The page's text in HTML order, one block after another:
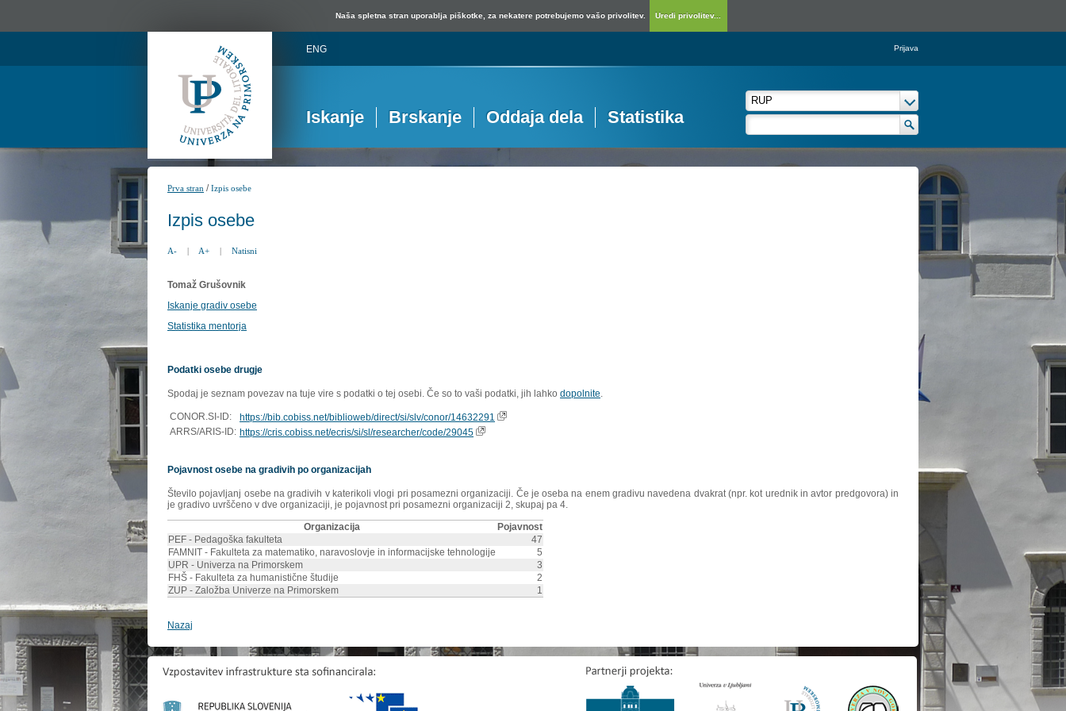
Naša spletna stran uporablja piškotke, za nekatere potrebujemo vašo privolitev. Uredi privolitev...
ENG Prijava
Iskanje Brskanje Oddaja dela Statistika
Prva stran /Izpis osebe
Izpis osebe
A- | A+ | Natisni
Tomaž Grušovnik
Iskanje gradiv osebe
Statistika mentorja
Podatki osebe drugje
Spodaj je seznam povezav na tuje vire s podatki o tej osebi. Če so to vaši podatki, jih lahko dopolnite.
CONOR.SI-ID:
https://bib.cobiss.net/biblioweb/direct/si/slv/conor/14632291
ARRS/ARIS-ID: https://cris.cobiss.net/ecris/si/sl/researcher/code/29045
Pojavnost osebe na gradivih po organizacijah
Število pojavljanj osebe na gradivih v katerikoli vlogi pri posamezni organizaciji. Če je oseba na enem gradivu navedena dvakrat (npr. kot urednik in avtor predgovora) in
je gradivo uvrščeno v dve organizaciji, je pojavnost pri posamezni organizaciji 2, skupaj pa 4.
Organizacija
Pojavnost
PEF - Pedagoška fakulteta
47
FAMNIT - Fakulteta za matematiko, naravoslovje in informacijske tehnologije
5
UPR - Univerza na Primorskem
3
FHŠ - Fakulteta za humanistične študije
2
ZUP - Založba Univerze na Primorskem
1
Nazaj